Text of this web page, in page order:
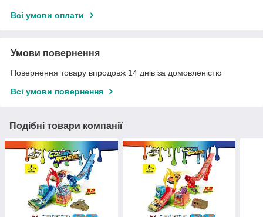
Всі умови оплати
Умови повернення
Повернення товару впродовж 14 днів за домовленістю
Всі умови повернення
Подібні товари компанії